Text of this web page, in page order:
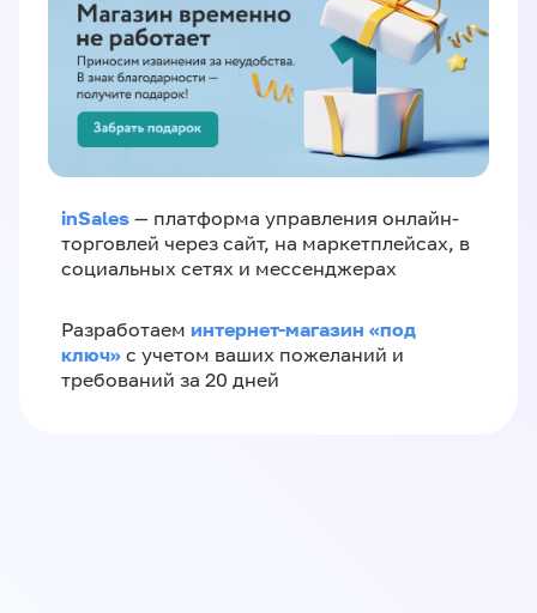
inSales — платформа управления онлайн-
торговлей через сайт, на маркетплейсах, в
социальных сетях и мессенджерах
Разработаем интернет-магазин «‎под
ключ»‎ с учетом ваших пожеланий и
требований за 20 дней